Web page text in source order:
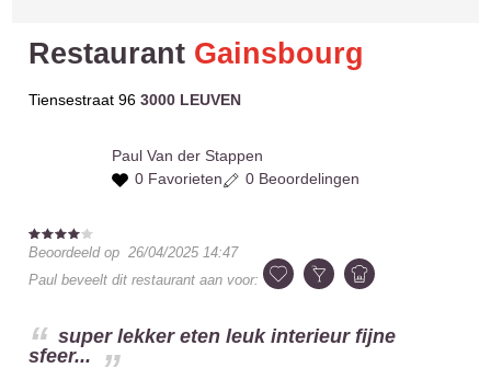
Restaurant Gainsbourg
Tiensestraat 963000 LEUVEN
Paul Van der Stappen
0 Favorieten
0 Beoordelingen
Beoordeeld op26/04/2025 14:47
Paul beveelt dit restaurant aan voor:
super lekker eten leuk interieur fijne
sfeer...